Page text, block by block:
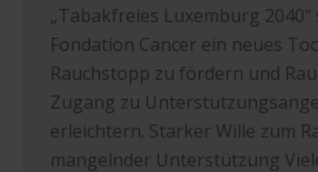
„Tabakfreies Luxemburg 2040“
Fondation Cancer ein neues
Rauchstopp zu fördern und
Zugang zu
erleichtern. Starker Wille zum
mangelnder Unterstützung